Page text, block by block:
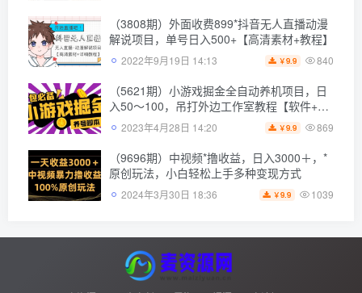
（3808期）外面收费899*抖音无人直播动漫
解说项目，单号日入500+【高清素材+教程】
2022年9月19日 14:13 ￥9.9 840
（5621期）小游戏掘金全自动养机项目，日
入50～100，吊打外边工作室教程【软件+教
程】
2023年4月28日 14:20 ￥9.9 869
（9696期）中视频*撸收益，日入3000＋，*
原创玩法，小白轻松上手多种变现方式
2024年3月30日 18:36 ￥9.9 1039